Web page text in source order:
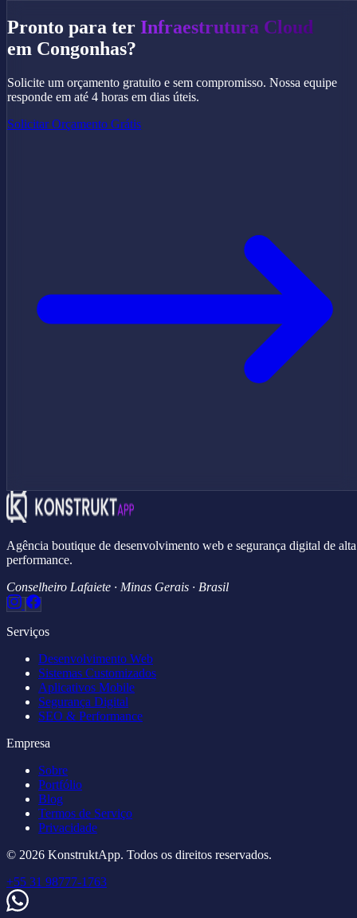
Pronto para ter Infraestrutura Cloud
em Congonhas?
Solicite um orçamento gratuito e sem compromisso. Nossa equipe
responde em até 4 horas em dias úteis.
Solicitar Orçamento Grátis
Agência boutique de desenvolvimento web e segurança digital de alta
performance.
Conselheiro Lafaiete · Minas Gerais · Brasil
Serviços
Desenvolvimento Web
Sistemas Customizados
Aplicativos Mobile
Segurança Digital
SEO & Performance
Empresa
Sobre
Portfólio
Blog
Termos de Serviço
Privacidade
© 2026 KonstruktApp. Todos os direitos reservados.
+55 31 98777-1763